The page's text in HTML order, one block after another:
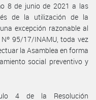
8 de junio de 2021 a las
de la utilización de la
excepción razonable al
95/17/INAMU, toda vez
la Asamblea en forma
social preventivo y
4 de la Resolución